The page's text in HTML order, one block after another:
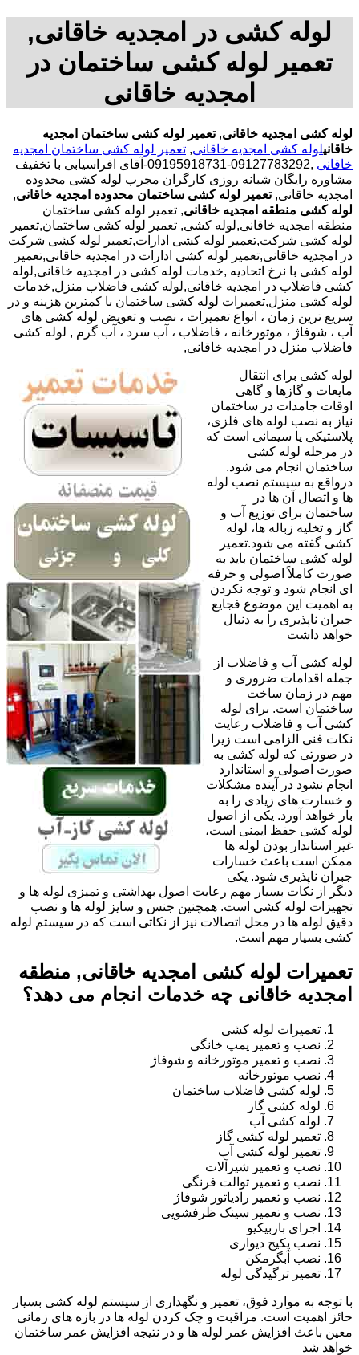
لوله کشی در امجدیه خاقانی,
تعمیر لوله کشی ساختمان در
امجدیه خاقانی
لوله کشی امجدیه خاقانی,تعمیر لوله کشی ساختمان امجدیه
خاقانیلوله کشی امجدیه خاقانی, تعمیر لوله کشی ساختمان امجدیه
خاقانی
,09127783292-09195918731-آقای افراسیابی با تخفیف
مشاوره رایگان شبانه روزی کارگران مجرب لوله کشی محدوده
امجدیه خاقانی,تعمیر لوله کشی ساختمان محدوده امجدیه خاقانی,
لوله کشی منطقه امجدیه خاقانی, تعمیر لوله کشی ساختمان
منطقه امجدیه خاقانی,لوله کشی, تعمیر لوله کشی ساختمان,تعمیر
لوله کشی شرکت,تعمیر لوله کشی ادارات,تعمیر لوله کشی شرکت
در امجدیه خاقانی,تعمیر لوله کشی ادارات در امجدیه خاقانی,تعمیر
لوله کشی با نرخ اتحادیه ,خدمات لوله کشی در امجدیه خاقانی,لوله
کشی فاضلاب در امجدیه خاقانی,لوله کشی فاضلاب منزل,خدمات
لوله کشی منزل,تعمیرات لوله کشی ساختمان با کمترین هزینه و در
سریع ترین زمان ، انواع تعمیرات ، نصب و تعویض لوله کشی های
آب ، شوفاژ ، موتورخانه ، فاضلاب ، آب سرد ، آب گرم , لوله کشی
فاضلاب منزل در امجدیه خاقانی,
لوله کشی برای انتقال
مایعات و گازها و گاهی
اوقات جامدات در ساختمان
نیاز به نصب لوله های فلزی،
پلاستیکی یا سیمانی است که
در مرحله لوله کشی
ساختمان انجام می شود.
درواقع به سیستم نصب لوله
ها و اتصال آن ها در
ساختمان برای توزیع آب و
گاز و تخلیه زباله ها، لوله
کشی گفته می شود.تعمیر
لوله کشی ساختمان باید به
صورت کاملاً اصولی و حرفه
ای انجام شود و توجه نکردن
به اهمیت این موضوع فجایع
جبران ناپذیری را به دنبال
خواهد داشت
لوله کشی آب و فاضلاب از
جمله اقدامات ضروری و
مهم در زمان ساخت
ساختمان است. برای لوله
کشی آب و فاضلاب رعایت
نکات فنی الزامی است زیرا
در صورتی که لوله کشی به
صورت اصولی و استاندارد
انجام نشود در آینده مشکلات
و خسارت های زیادی را به
بار خواهد آورد. یکی از اصول
لوله کشی حفظ ایمنی است،
غیر استاندار بودن لوله ها
ممکن است باعث خسارات
جبران ناپذیری شود. یکی
دیگر از نکات بسیار مهم رعایت اصول بهداشتی و تمیزی لوله ها و
تجهیزات لوله کشی است. همچنین جنس و سایز لوله ها و نصب
دقیق لوله ها در محل اتصالات نیز از نکاتی است که در سیستم لوله
کشی بسیار مهم است.
تعمیرات لوله کشی امجدیه خاقانی, منطقه
امجدیه خاقانی چه خدمات انجام می دهد؟
تعمیرات لوله کشی
نصب و تعمیر پمپ خانگی
نصب و تعمیر موتورخانه و شوفاژ
نصب موتورخانه
لوله کشی فاضلاب ساختمان
لوله کشی گاز
لوله کشی آب
تعمیر لوله کشی گاز
تعمیر لوله کشی آب
نصب و تعمیر شیرآلات
نصب و تعمیر توالت فرنگی
نصب و تعمیر رادیاتور شوفاژ
نصب و تعمیر سینک ظرفشویی
اجرای باربیکیو
نصب پکیج دیواری
نصب آبگرمکن
تعمیر ترگیدگی لوله
با توجه به موارد فوق، تعمیر و نگهداری از سیستم لوله کشی بسیار
حائز اهمیت است. مراقبت و چک کردن لوله ها در بازه های زمانی
معین باعث افزایش عمر لوله ها و در نتیجه افزایش عمر ساختمان
خواهد شد